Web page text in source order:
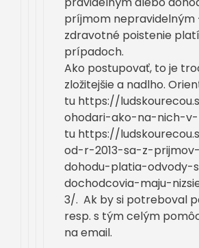
príjmom nepravidelným
zdravotné poistenie
prípadoch.
Ako postupovať, to je
zložitejšie a nadlho.
tu https://
ohodari-ako-na-nich-v-
tu https://
od-r-2013-sa-z-
dohodu-platia-odvody-
dochodcovia-maju-
3/. Ak by si potreboval
resp. s tým celým
na email.